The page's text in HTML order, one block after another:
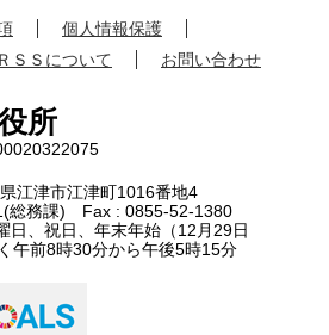
個人情報保護
ＲＳＳについて お問い合わせ
所
江津市江津町1016番地4
総務課) Fax : 0855-52-1380
日、祝日、年末年始（12月29日
午前8時30分から午後5時15分